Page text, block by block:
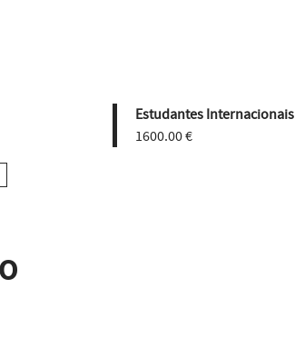
Estudantes Internacionais
1600.00 €